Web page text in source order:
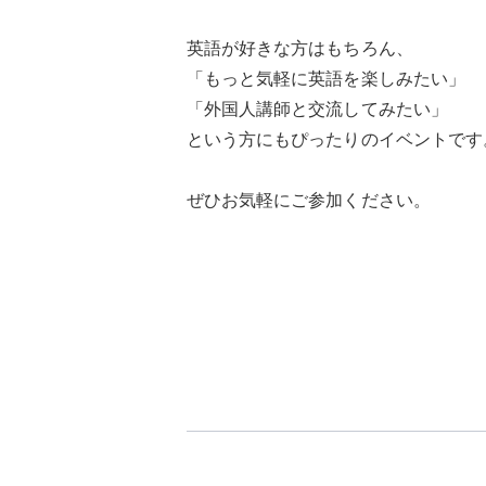
英語が好きな方はもちろん、
「もっと気軽に英語を楽しみたい」
「外国人講師と交流してみたい」
という方にもぴったりのイベントです
ぜひお気軽にご参加ください。